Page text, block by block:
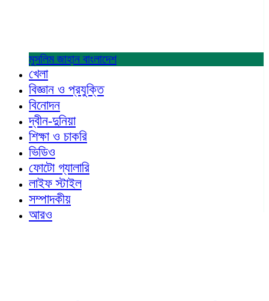
মুসলিম জাহান বাংলাদেশ
খেলা
বিজ্ঞান ও প্রযুক্তি
বিনোদন
দ্বীন-দুনিয়া
শিক্ষা ও চাকরি
ভিডিও
ফোটো গ্যালারি
লাইফ স্টাইল
সম্পাদকীয়
আরও